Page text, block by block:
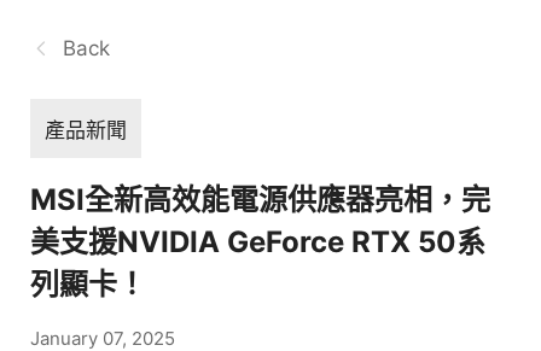
Back
產品新聞
MSI全新高效能電源供應器亮相，完
美支援NVIDIA GeForce RTX 50系
列顯卡！
January 07, 2025